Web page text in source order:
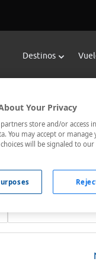
Destinos
en
en Nueva Caledonia
al
Fechas *
Your Privacy
store and/or access
You may accept or
choices will be signaled to